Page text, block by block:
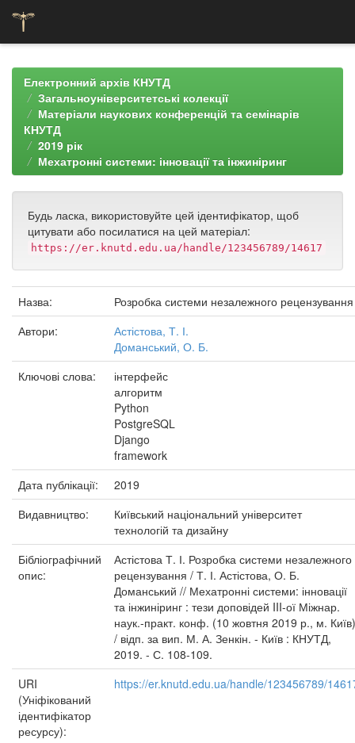
navigationЕлектронний архів КНУТД
Загальноуніверситетські колекції
Матеріали наукових конференцій та семінарів
КНУТД
2019 рік
Мехатронні системи: інновації та інжиніринг
Будь ласка, використовуйте цей ідентифікатор, щоб
цитувати або посилатися на цей матеріал:
https://er.knutd.edu.ua/handle/123456789/14617
Назва:
Розробка системи незалежного рецензування
Автори:
Астістова, Т. І.
Доманський, О. Б.
Ключові слова:
інтерфейс
алгоритм
Python
PostgreSQL
Django
framework
Дата публікації:
2019
Видавництво:
Київський національний університет
технологій та дизайну
Бібліографічний
опис:
Астістова Т. І. Розробка системи незалежного
рецензування / Т. І. Астістова, О. Б.
Доманський // Мехатронні системи: інновації
та інжиніринг : тези доповідей III-ої Міжнар.
наук.-практ. конф. (10 жовтня 2019 р., м. Київ)
/ відп. за вип. М. А. Зенкін. - Київ : КНУТД,
2019. - С. 108-109.
URI
(Уніфікований
ідентифікатор
ресурсу):
https://er.knutd.edu.ua/handle/123456789/